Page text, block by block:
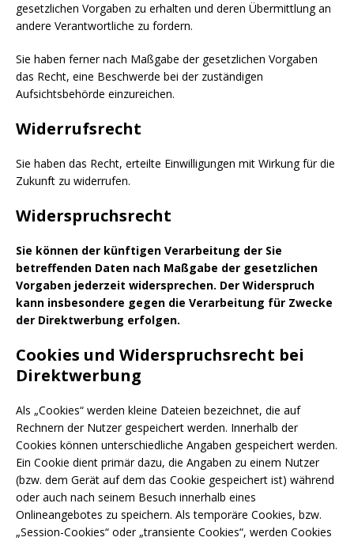
gesetzlichen Vorgaben zu erhalten und deren Übermittlung an
andere Verantwortliche zu fordern.
Sie haben ferner nach Maßgabe der gesetzlichen Vorgaben
das Recht, eine Beschwerde bei der zuständigen
Aufsichtsbehörde einzureichen.
Widerrufsrecht
Sie haben das Recht, erteilte Einwilligungen mit Wirkung für die
Zukunft zu widerrufen.
Widerspruchsrecht
Sie können der künftigen Verarbeitung der Sie
betreffenden Daten nach Maßgabe der gesetzlichen
Vorgaben jederzeit widersprechen. Der Widerspruch
kann insbesondere gegen die Verarbeitung für Zwecke
der Direktwerbung erfolgen.
Cookies und Widerspruchsrecht bei
Direktwerbung
Als „Cookies“ werden kleine Dateien bezeichnet, die auf
Rechnern der Nutzer gespeichert werden. Innerhalb der
Cookies können unterschiedliche Angaben gespeichert werden.
Ein Cookie dient primär dazu, die Angaben zu einem Nutzer
(bzw. dem Gerät auf dem das Cookie gespeichert ist) während
oder auch nach seinem Besuch innerhalb eines
Onlineangebotes zu speichern. Als temporäre Cookies, bzw.
„Session-Cookies“ oder „transiente Cookies“, werden Cookies